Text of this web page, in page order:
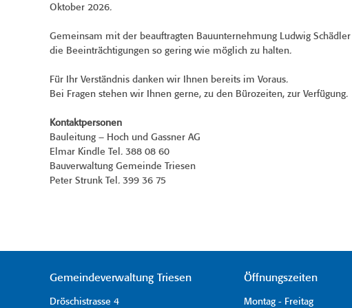
Oktober 2026.
Gemeinsam mit der beauftragten Bauunternehmung Ludwig
die Beeinträchtigungen so gering wie möglich zu halten.
Für Ihr Verständnis danken wir Ihnen bereits im Voraus.
Bei Fragen stehen wir Ihnen gerne, zu den Bürozeiten, zur Verfügung.
Kontaktpersonen
Bauleitung – Hoch und Gassner AG
Elmar Kindle Tel. 388 08 60
Bauverwaltung Gemeinde Triesen
Peter Strunk Tel. 399 36 75
Gemeindeverwaltung Triesen
Dröschistrasse 4
Öffnungszeiten
Montag - Freitag